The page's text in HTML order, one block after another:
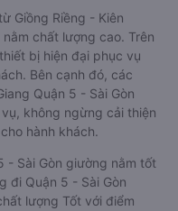
Giồng Riềng - Kiên
chất lượng cao. Trên
bị hiện đại phục vụ
Bên cạnh đó, các
Quận 5 - Sài Gòn
không ngừng cải thiện
hành khách.
- Sài Gòn giường nằm tốt
đi Quận 5 - Sài Gòn
lượng Tốt với điểm